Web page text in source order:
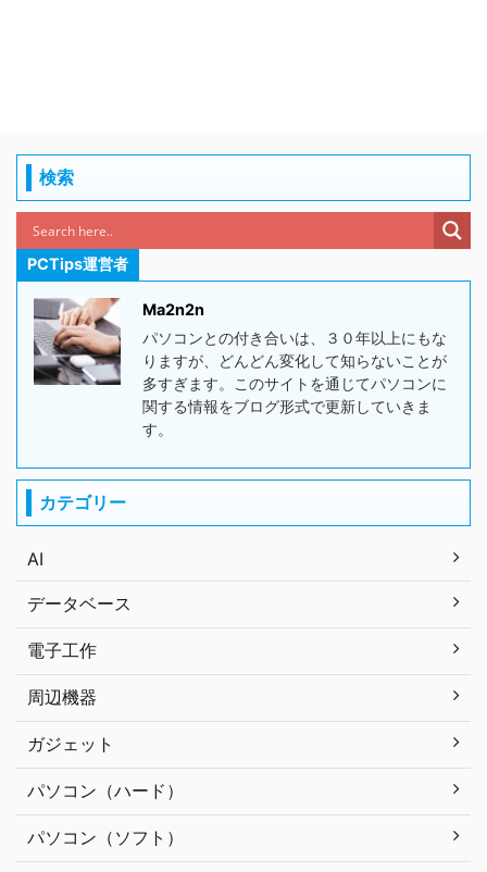
検索
PCTips運営者
Ma2n2n
パソコンとの付き合いは、３０年以上にもな
りますが、どんどん変化して知らないことが
多すぎます。このサイトを通じてパソコンに
関する情報をブログ形式で更新していきま
す。
カテゴリー
AI
データベース
電子工作
周辺機器
ガジェット
パソコン（ハード）
パソコン（ソフト）